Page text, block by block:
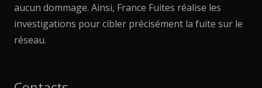
aucun dommage. Ainsi, France Fuites réalise les
investigations pour cibler précisément la fuite sur le
réseau.